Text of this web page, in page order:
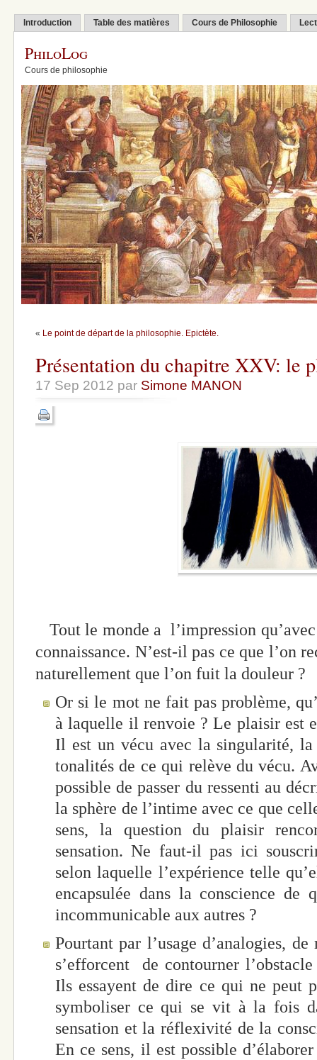
Introduction Table des matières Cours de Philosophie
PhiloLog
Cours de philosophie
« Le point de départ de la philosophie. Epictète.
Présentation du chapitre XXV: le
17 Sep 2012 par Simone MANON
Tout le monde a l’impression
connaissance. N’est-il pas ce que l’on
naturellement que l’on fuit la douleur ?
Or si le mot ne fait pas problème,
à laquelle il renvoie ? Le plaisir est
Il est un vécu avec la singularité,
tonalités de ce qui relève du vécu.
possible de passer du ressenti au
la sphère de l’intime avec ce que
sens, la question du plaisir
sensation. Ne faut-il pas ici
selon laquelle l’expérience telle
encapsulée dans la conscience
incommunicable aux autres ?
Pourtant par l’usage d’analogies,
s’efforcent de contourner
Ils essayent de dire ce qui ne peut
symboliser ce qui se vit à la fois
sensation et la réflexivité de la
En ce sens, il est possible